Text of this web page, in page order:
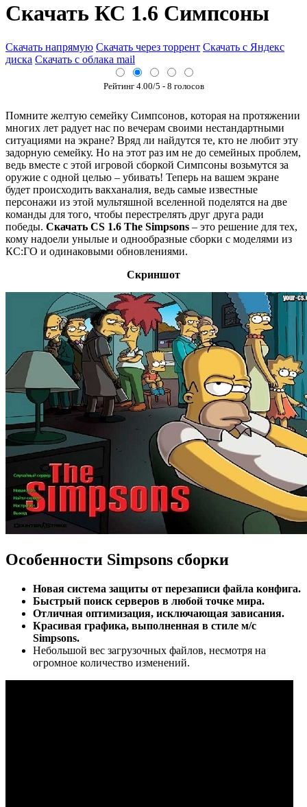
Cкачать КС 1.6 Симпсоны
Скачать напрямую Скачать через торрент Скачать с Яндекс
диска Скачать с облака mail
Рейтинг 4.00/5 - 8 голосов
Помните желтую семейку Симпсонов, которая на протяжении
многих лет радует нас по вечерам своими нестандартными
ситуациями на экране? Вряд ли найдутся те, кто не любит эту
задорную семейку. Но на этот раз им не до семейных проблем,
ведь вместе с этой игровой сборкой Симпсоны возьмутся за
оружие с одной целью – убивать! Теперь на вашем экране
будет происходить вакханалия, ведь самые известные
персонажи из этой мультяшной вселенной поделятся на две
команды для того, чтобы перестрелять друг друга ради
победы. Скачать CS 1.6 The Simpsons – это решение для тех,
кому надоели унылые и однообразные сборки с моделями из
КС:ГО и одинаковыми обновлениями.
Скриншот
Особенности Simpsons сборки
Новая система защиты от перезаписи файла конфига.
Быстрый поиск серверов в любой точке мира.
Отличная оптимизация, исключающая зависания.
Красивая графика, выполненная в стиле м/c
Simpsons.
Небольшой вес загрузочных файлов, несмотря на
огромное количество изменений.